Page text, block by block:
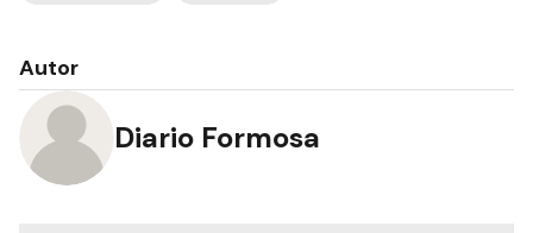
Autor
Diario Formosa